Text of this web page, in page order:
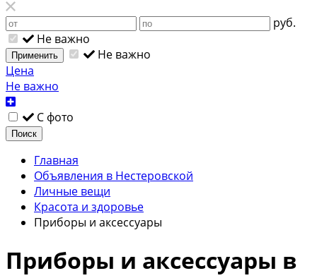
руб.
Не важно
Применить
Не важно
Цена
Не важно
С фото
Поиск
Главная
Объявления в Нестеровской
Личные вещи
Красота и здоровье
Приборы и аксессуары
Приборы и аксессуары в